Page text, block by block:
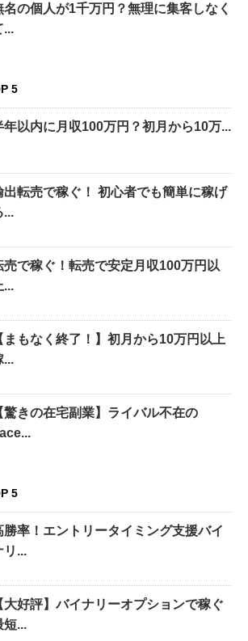
名の個人が1千万円？無理に集客しなく
...
5
年以内に月収100万円？初月から10万...
出転売で稼ぐ！ 初心者でも簡単に稼げ
...
売で稼ぐ！転売で安定月収100万円以
...
まもなく終了！】初月から10万円以上
...
驚きの在宅副業】ライバル不在の
5
勝率！エントリータイミング支援バイ
リ...
大好評】バイナリーオプションで稼ぐ
短...